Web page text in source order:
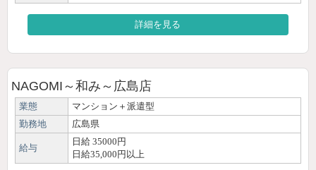
詳細を見る
NAGOMI～和み～広島店
業態
マンション＋派遣型
勤務地
広島県
給与
日給 35000円
日給35,000円以上